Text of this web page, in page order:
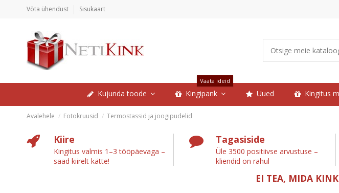
Võta ühendust Sisukaart
Kujunda toode Kingipank
Vaata ideid
Uued Kingitus
Avalehele Fotokruusid Termostassid ja joogipudelid
Kiire
Kingitus valmis 1–3 tööpäevaga –
saad kiirelt kätte!
Tagasiside
Üle 3500 positiivse arvustuse –
kliendid on rahul
EI TEA, MIDA